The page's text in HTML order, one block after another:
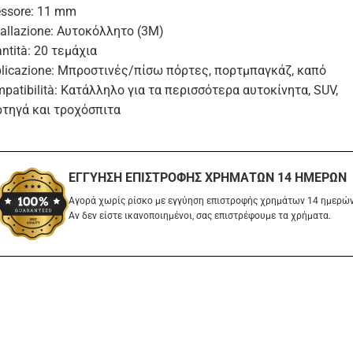
11 mm
Αυτοκόλλητο (3M)
20 τεμάχια
Μπροστινές/πίσω πόρτες, πορτμπαγκάζ, καπό
Κατάλληλο για τα περισσότερα αυτοκίνητα, SUV,
και τροχόσπιτα
ΕΓΓΎΗΣΗ ΕΠΙΣΤΡΟΦΉΣ ΧΡΗΜΆΤΩΝ 14 ΗΜΕΡΏΝ
Αγορά χωρίς ρίσκο με εγγύηση επιστροφής χρημάτων 14
Αν δεν είστε ικανοποιημένοι, σας επιστρέφουμε τα χρήματα.